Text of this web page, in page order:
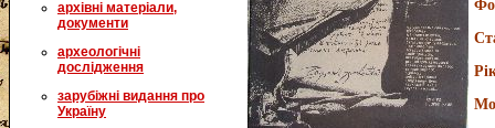
архівні матеріали,
документи
археологічні
дослідження
зарубіжні видання про
Україну